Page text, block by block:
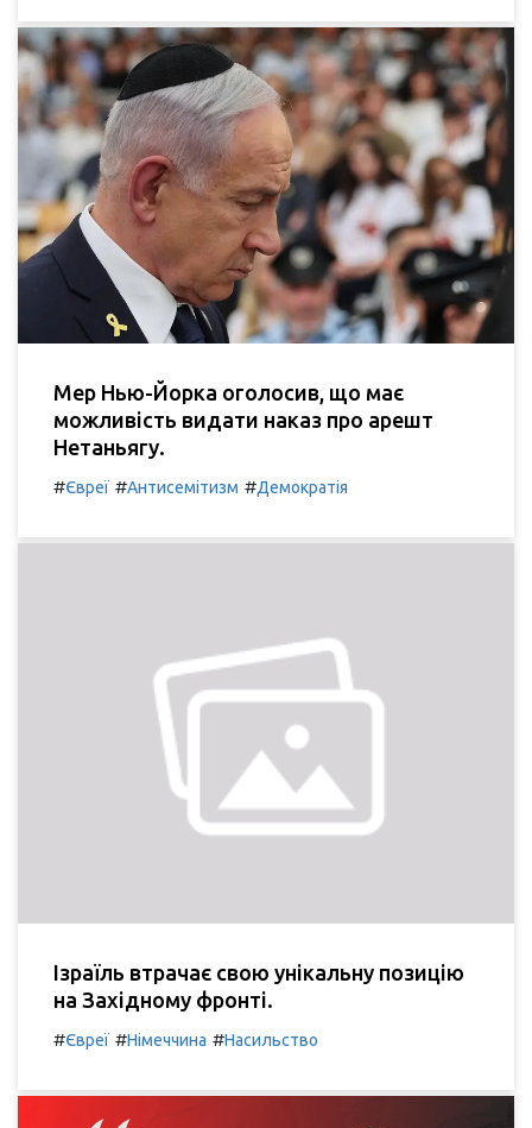
Мер Нью-Йорка оголосив, що має
можливість видати наказ про арешт
Нетаньягу.
#Євреї #Антисемітизм #Демократія
Ізраїль втрачає свою унікальну позицію
на Західному фронті.
#Євреї #Німеччина #Насильство